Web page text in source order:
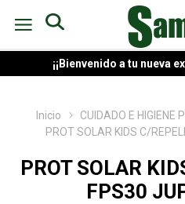
¡¡Bienvenido a tu nueva
Inicio CUIDADO E HIGIENE
PROT SOLAR KIDS C/
PROT SOLAR
FPS30